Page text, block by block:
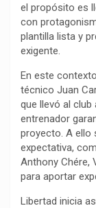
el propósito es
con
plantilla lista y
exigente.
En este
técnico Juan
que llevó al
entrenador
proyecto. A ello
expectativa,
Anthony Chére,
para aportar
Libertad inicia